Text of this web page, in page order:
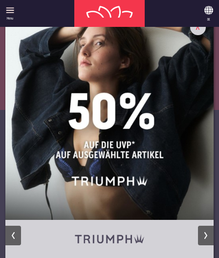
Menu DE
X
ANGEBOTE
­UNSEREHIGHLIGHTS